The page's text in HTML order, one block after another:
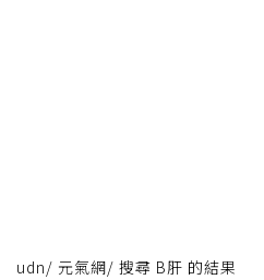
udn/ 元氣網/ 搜尋 B肝 的結果